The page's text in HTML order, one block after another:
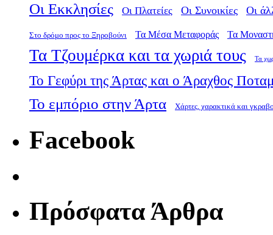
Οι Εκκλησίες Οι Πλατείες Οι Συνοικίες Οι
Στο δρόμο προς το Ξηροβούνι Τα Μέσα Μεταφοράς Τα
Τα Τζουμέρκα και τα χωριά τους Τα
Το Γεφύρι της Άρτας και ο Άραχθος
Το εμπόριο στην Άρτα Χάρτες, χαρακτικά και
Facebook
Πρόσφατα Άρθρα